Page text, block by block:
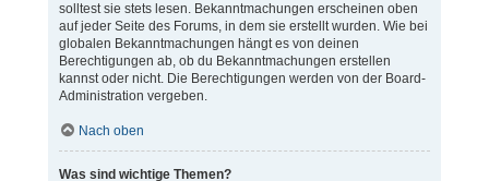
solltest sie stets lesen. Bekanntmachungen erscheinen oben
auf jeder Seite des Forums, in dem sie erstellt wurden. Wie bei
globalen Bekanntmachungen hängt es von deinen
Berechtigungen ab, ob du Bekanntmachungen erstellen
kannst oder nicht. Die Berechtigungen werden von der Board-
Administration vergeben.
Nach oben
Was sind wichtige Themen?